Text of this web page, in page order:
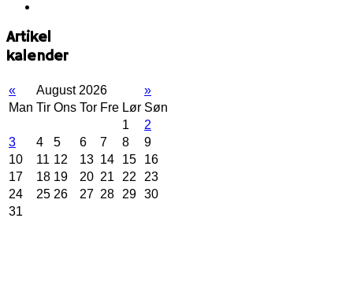
Artikel
kalender
« August 2026
»
Man Tir Ons Tor Fre Lør Søn
1
2
3
4 5 6 7 8
9
10
11 12 13 14 15
16
17
18 19 20 21 22
23
24
25 26 27 28 29 30
31